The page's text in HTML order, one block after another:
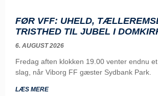
FØR VFF: UHELD,
TRISTHED TIL JUBEL I
6. AUGUST 2026
Fredag aften klokken 19.00 venter endnu
slag, når Viborg FF gæster Sydbank Park.
LÆS MERE